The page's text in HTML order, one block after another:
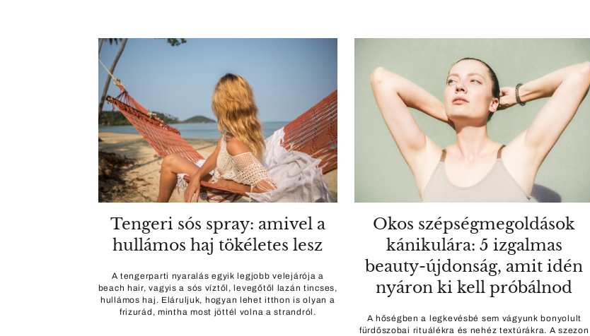
Tengeri sós spray: amivel a
hullámos haj tökéletes lesz
A tengerparti nyaralás egyik legjobb velejárója a
beach hair, vagyis a sós víztől, levegőtől lazán tincses,
hullámos haj. Eláruljuk, hogyan lehet itthon is olyan a
frizurád, mintha most jöttél volna a strandról.
Okos szépségmegoldások
kánikulára: 5 izgalmas
beauty-újdonság, amit idén
nyáron ki kell próbálnod
A hőségben a legkevésbé sem vágyunk bonyolult
fürdőszobai rituálékra és nehéz textúrákra. A szezon